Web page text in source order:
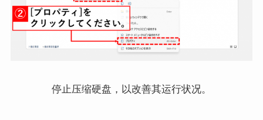
停止压缩硬盘，以改善其运行状况。